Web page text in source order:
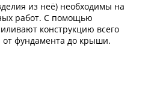
из неё) необходимы на
работ. С помощью
конструкцию всего
от фундамента до крыши.